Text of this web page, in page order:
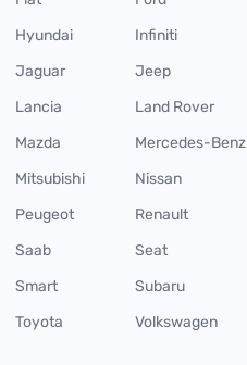
Hyundai
Infiniti
Jaguar
Jeep
Lancia
Land Rover
Mazda
Mercedes-Benz
Mitsubishi
Nissan
Peugeot
Renault
Saab
Seat
Smart
Subaru
Toyota
Volkswagen